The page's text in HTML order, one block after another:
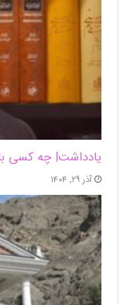
یادداشت| ‌چه کسی
آذر ۲۹, ۱۴۰۴